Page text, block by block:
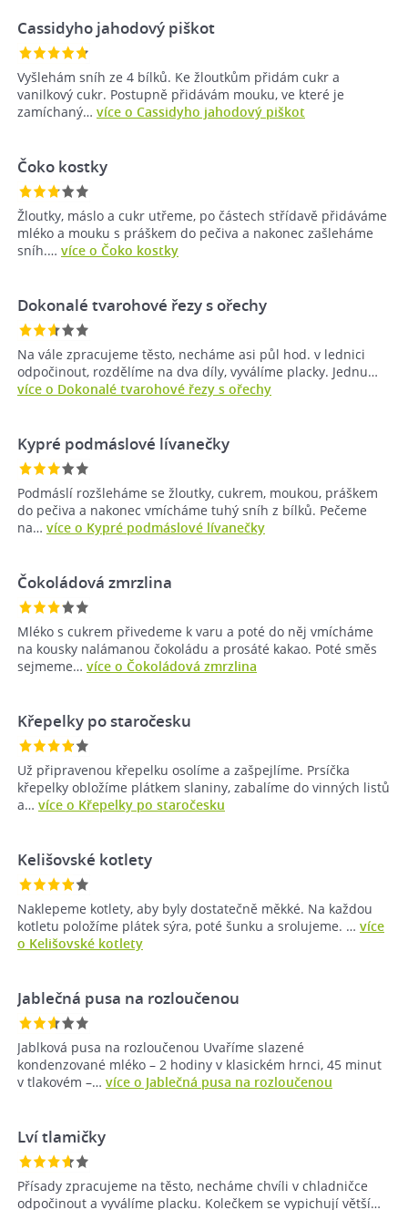
Cassidyho jahodový piškot
Vyšlehám sníh ze 4 bílků. Ke žloutkům přidám cukr a
vanilkový cukr. Postupně přidávám mouku, ve které je
zamíchaný… více o Cassidyho jahodový piškot
Čoko kostky
Žloutky, máslo a cukr utřeme, po částech střídavě přidáváme
mléko a mouku s práškem do pečiva a nakonec zašleháme
sníh.… více o Čoko kostky
Dokonalé tvarohové řezy s ořechy
Na vále zpracujeme těsto, necháme asi půl hod. v lednici
odpočinout, rozdělíme na dva díly, vyválíme placky. Jednu…
více o Dokonalé tvarohové řezy s ořechy
Kypré podmáslové lívanečky
Podmáslí rozšleháme se žloutky, cukrem, moukou, práškem
do pečiva a nakonec vmícháme tuhý sníh z bílků. Pečeme
na… více o Kypré podmáslové lívanečky
Čokoládová zmrzlina
Mléko s cukrem přivedeme k varu a poté do něj vmícháme
na kousky nalámanou čokoládu a prosáté kakao. Poté směs
sejmeme… více o Čokoládová zmrzlina
Křepelky po staročesku
Už připravenou křepelku osolíme a zašpejlíme. Prsíčka
křepelky obložíme plátkem slaniny, zabalíme do vinných listů
a… více o Křepelky po staročesku
Kelišovské kotlety
Naklepeme kotlety, aby byly dostatečně měkké. Na každou
kotletu položíme plátek sýra, poté šunku a srolujeme. … více
o Kelišovské kotlety
Jablečná pusa na rozloučenou
Jablková pusa na rozloučenou Uvaříme slazené
kondenzované mléko – 2 hodiny v klasickém hrnci, 45 minut
v tlakovém –… více o Jablečná pusa na rozloučenou
Lví tlamičky
Přísady zpracujeme na těsto, necháme chvíli v chladničce
odpočinout a vyválíme placku. Kolečkem se vypichují větší…